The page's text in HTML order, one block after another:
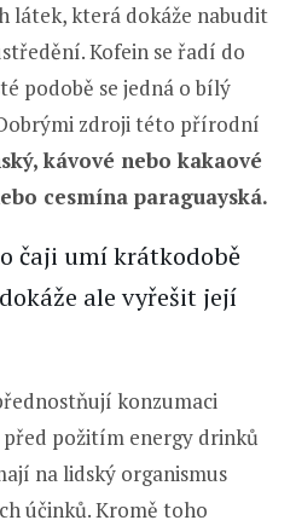
látek, která dokáže nabudit
Kofein se řadí do
podobě se jedná o bílý
zdroji této přírodní
kávové nebo kakaové
cesmína paraguayská.
čaji umí krátkodobě
ale vyřešit její
konzumaci
požitím energy drinků
na lidský organismus
účinků. Kromě toho